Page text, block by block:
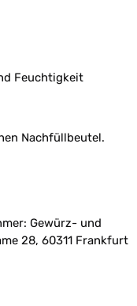
Feuchtigkeit
Nachfüllbeutel.
Gewürz- und
28, 60311 Frankfurt